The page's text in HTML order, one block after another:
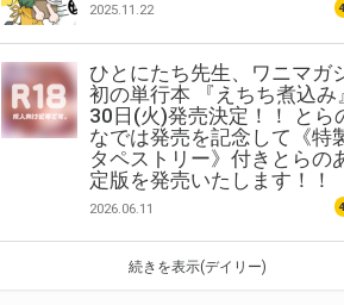
2025.11.22
ひとにたち先生、ワニマガ
初の単行本 『えちち煮込み
30日(火)発売決定！！ とら
なでは発売を記念して《特
タペストリー》付きとらの
定版を発売いたします！！
2026.06.11
続きを表示(デイリー)